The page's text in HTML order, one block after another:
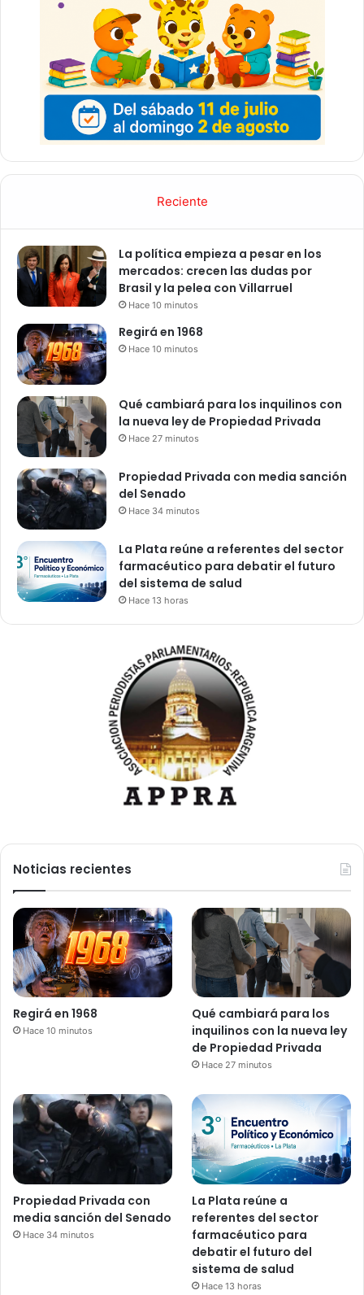
Reciente
La política empieza a pesar en los
mercados: crecen las dudas por
Brasil y la pelea con Villarruel
Hace 10 minutos
Regirá en 1968
Hace 10 minutos
Qué cambiará para los inquilinos con
la nueva ley de Propiedad Privada
Hace 27 minutos
Propiedad Privada con media sanción
del Senado
Hace 34 minutos
La Plata reúne a referentes del sector
farmacéutico para debatir el futuro
del sistema de salud
Hace 13 horas
Noticias recientes
Regirá en 1968
Hace 10 minutos
Qué cambiará para los
inquilinos con la nueva ley
de Propiedad Privada
Hace 27 minutos
Propiedad Privada con
media sanción del Senado
Hace 34 minutos
La Plata reúne a
referentes del sector
farmacéutico para
debatir el futuro del
sistema de salud
Hace 13 horas